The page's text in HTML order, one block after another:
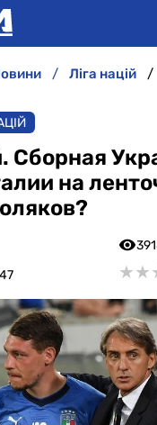
новини ліга націй
Сборная
на
★★
★★